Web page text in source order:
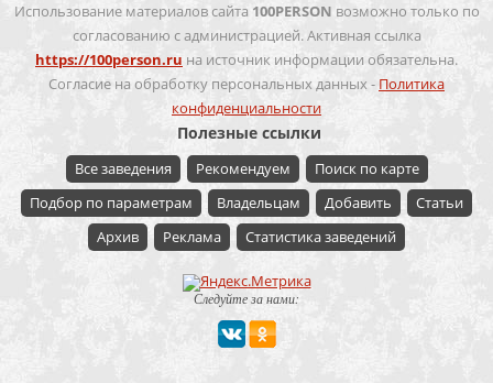
Использование материалов сайта 100PERSON возможно только по
согласованию с администрацией. Активная ссылка
https://100person.ru на источник информации обязательна.
Согласие на обработку персональных данных - Политика
конфиденциальности
Полезные ссылки
Все заведения Рекомендуем
Поиск по карте
Подбор по параметрам
Владельцам Добавить
Статьи
Архив
Реклама Статистика заведений
Следуйте за нами: